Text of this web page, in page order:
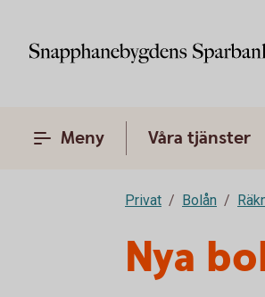
Meny Våra tjänster
Privat Bolån
Nya